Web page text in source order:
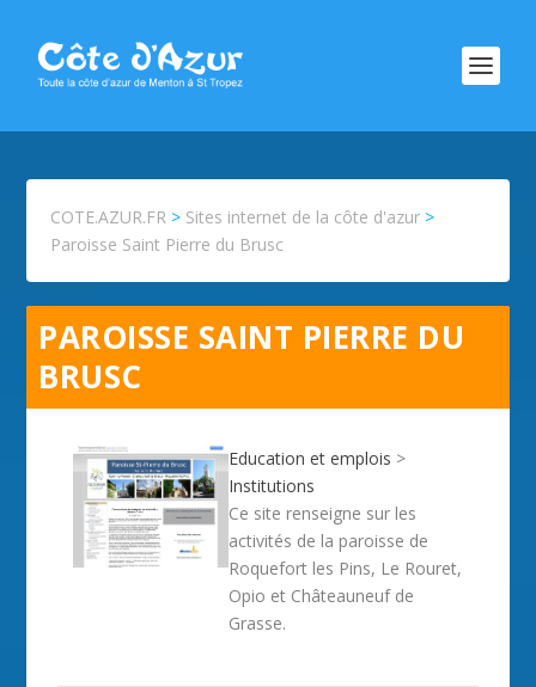
COTE.AZUR.FR > Sites internet de la côte d'azur >
Paroisse Saint Pierre du Brusc
PAROISSE SAINT PIERRE DU
BRUSC
Education et emplois >
Institutions
Ce site renseigne sur les
activités de la paroisse de
Roquefort les Pins, Le Rouret,
Opio et Châteauneuf de
Grasse.